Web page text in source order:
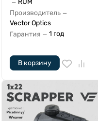
— RUM
Производитель —
Vector Optics
Гарантия — 1 год
В корзину